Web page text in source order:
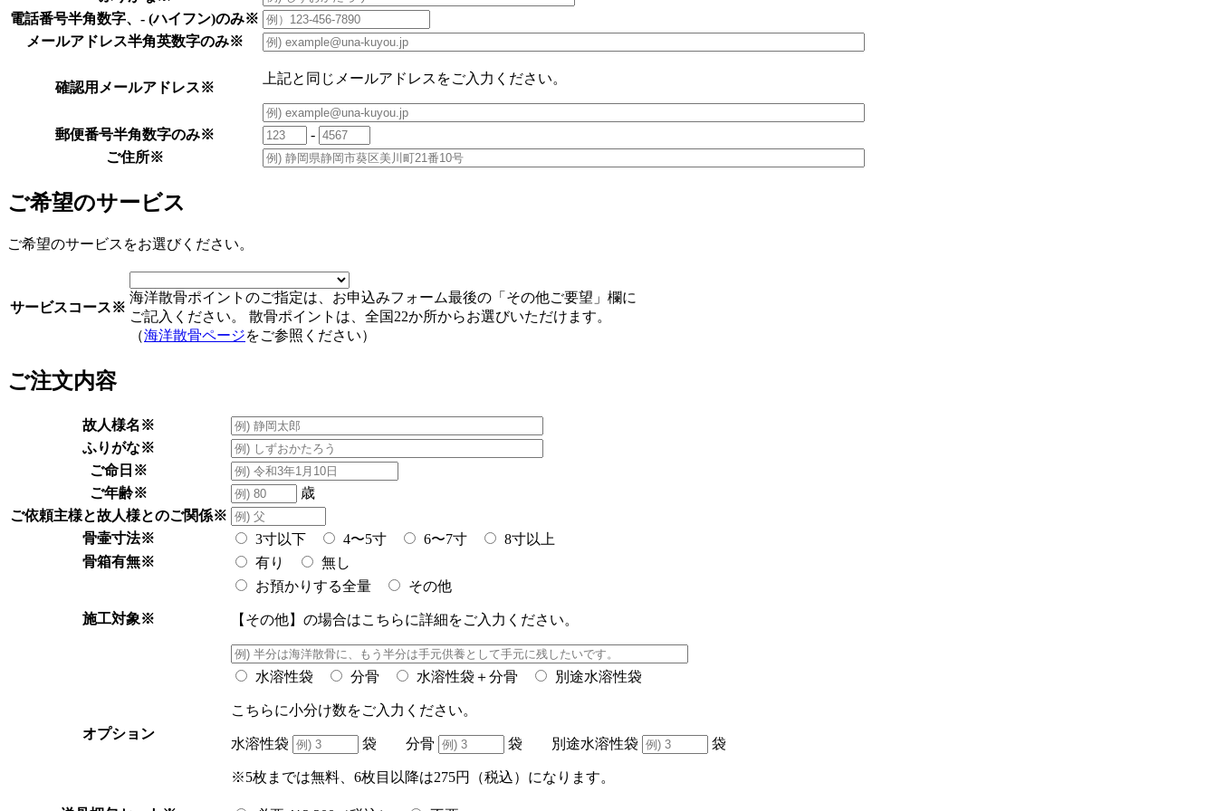
電話番号半角数字、- (ハイフン)のみ※
メールアドレス半角英数字のみ※
確認用メールアドレス※
上記と同じメールアドレスをご入力ください。
郵便番号半角数字のみ※
-
ご住所※
ご希望のサービス
ご希望のサービスをお選びください。
サービスコース※
海洋散骨ポイントのご指定は、お申込みフォーム最後の「その他ご要望」欄に
ご記入ください。 散骨ポイントは、全国22か所からお選びいただけます。
（海洋散骨ページをご参照ください）
ご注文内容
故人様名 ※
ふりがな※
ご命日 ※
ご年齢※
歳
ご依頼主様と故人様とのご関係※
骨壷寸法※ 3寸以下 4〜5寸 6〜7寸
8寸以上
骨箱有無※ 有り 無し
施工対象※
お預かりする全量 その他
【その他】の場合はこちらに詳細をご入力ください。
オプション
水溶性袋 分骨 水溶性袋＋分骨 別途水溶性袋
こちらに小分け数をご入力ください。
水溶性袋 袋 分骨 袋 別途水溶性袋 袋
※5枚までは無料、6枚目以降は275円（税込）になります。